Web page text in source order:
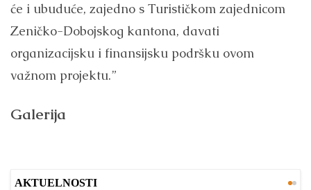
će i ubuduće, zajedno s Turističkom zajednicom
Zeničko-Dobojskog kantona, davati
organizacijsku i finansijsku podršku ovom
važnom projektu.”
Galerija
AKTUELNOSTI